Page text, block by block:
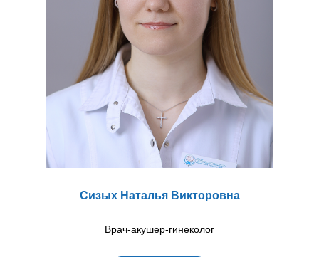
Сизых Наталья Викторовна
Врач-акушер-гинеколог